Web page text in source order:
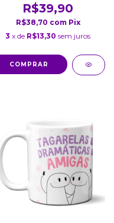
R$39,90
R$38,70 com Pix
3 x de R$13,30 sem juros
COMPRAR